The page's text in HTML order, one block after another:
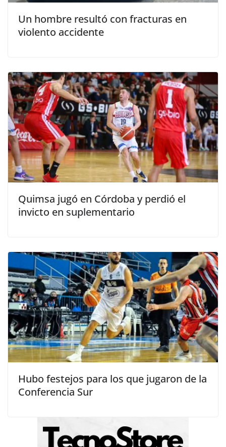
Un hombre resultó con fracturas en
violento accidente
Quimsa jugó en Córdoba y perdió el
invicto en suplementario
Hubo festejos para los que jugaron de la
Conferencia Sur